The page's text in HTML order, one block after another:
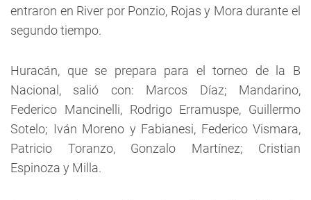
entraron en River por Ponzio, Rojas y Mora durante el
segundo tiempo.
Huracán, que se prepara para el torneo de la B
Nacional, salió con: Marcos Díaz; Mandarino,
Federico Mancinelli, Rodrigo Erramuspe, Guillermo
Sotelo; Iván Moreno y Fabianesi, Federico Vismara,
Patricio Toranzo, Gonzalo Martínez; Cristian
Espinoza y Milla.